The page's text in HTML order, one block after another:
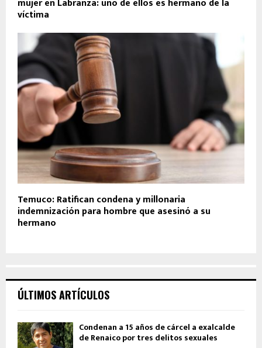
víctima
Temuco: Ratifican condena y millonaria
indemnización para hombre que asesinó a su
hermano
ÚLTIMOS ARTÍCULOS
Condenan a 15 años de cárcel a exalcalde
de Renaico por tres delitos sexuales